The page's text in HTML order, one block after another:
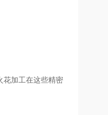
花加工在这些精密